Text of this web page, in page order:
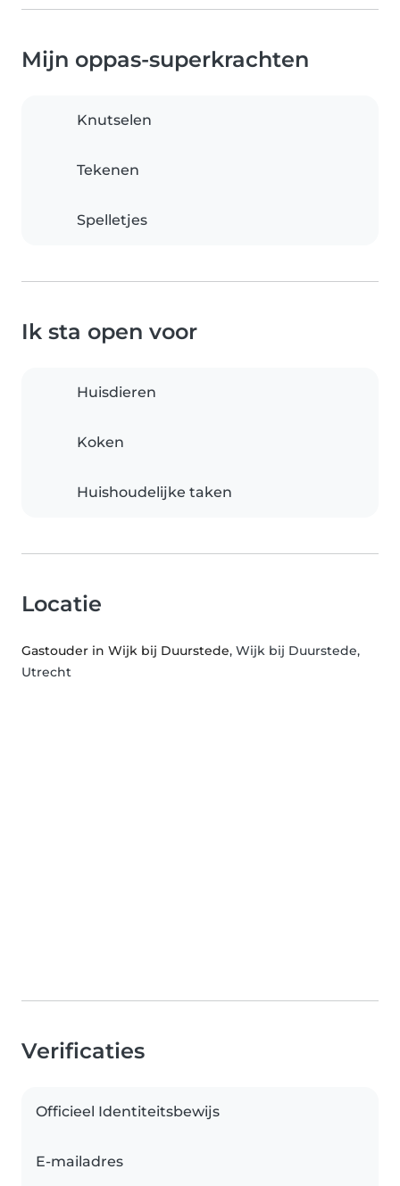
Mijn oppas-superkrachten
Knutselen
Tekenen
Spelletjes
Ik sta open voor
Huisdieren
Koken
Huishoudelijke taken
Locatie
Gastouder in Wijk bij Duurstede, Wijk bij Duurstede,
Utrecht
Verificaties
Officieel Identiteitsbewijs
E-mailadres